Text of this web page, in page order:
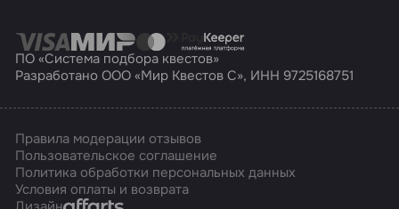
ПО «Система подбора квестов»
Разработано ООО «Мир Квестов С», ИНН 9725168751
Правила модерации отзывов
Пользовательское соглашение
Политика обработки персональных данных
Условия оплаты и возврата
Affarts